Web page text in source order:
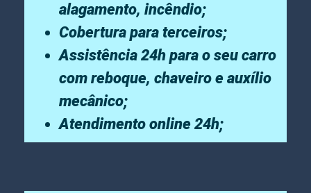
alagamento, incêndio;
Cobertura para terceiros;
Assistência 24h para o seu carro
com reboque, chaveiro e auxílio
mecânico;
Atendimento online 24h;